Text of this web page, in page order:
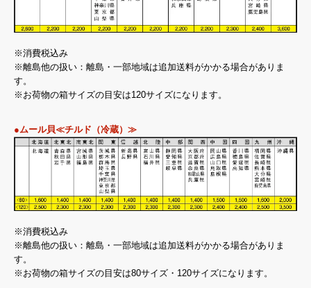
※消費税込み
※離島他の扱い：離島・一部地域は追加送料がかかる場合がありま
す。
※お荷物の箱サイズの目安は120サイズになります。
●ムール貝≪チルド（冷蔵）≫
※消費税込み
※離島他の扱い：離島・一部地域は追加送料がかかる場合がありま
す。
※お荷物の箱サイズの目安は80サイズ・120サイズになります。